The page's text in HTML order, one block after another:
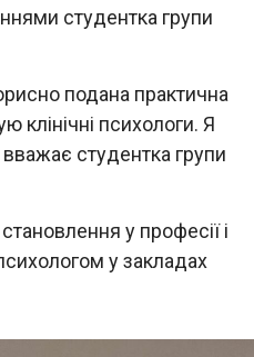
студентка групи
подана практична
клінічні психологи. Я
студентка групи
у професії і
у закладах